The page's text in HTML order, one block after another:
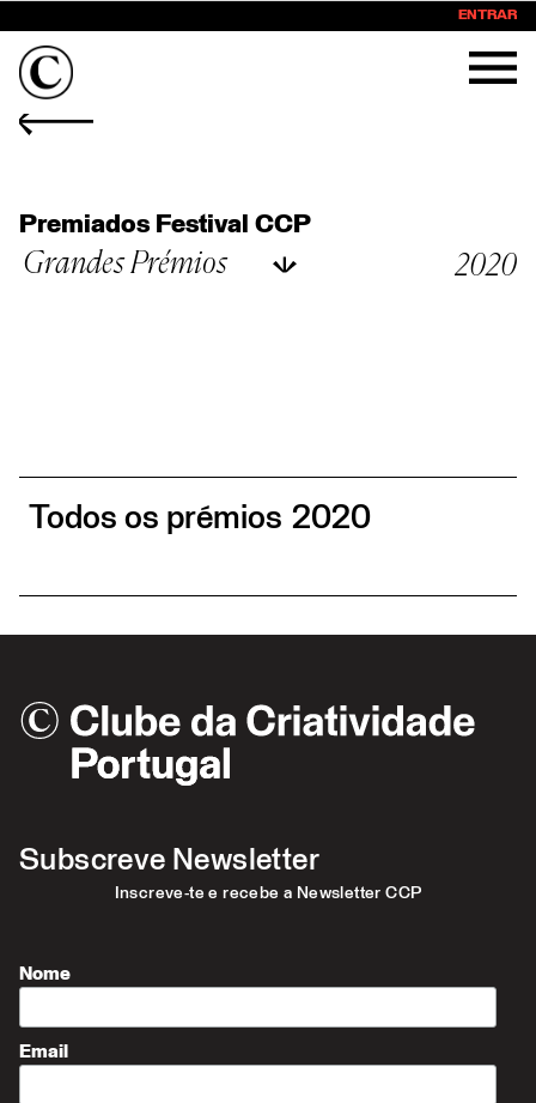
ENTRAR
Premiados Festival CCP
Grandes Prémios 2020
Todos os prémios 2020
Subscreve Newsletter
Inscreve-te e recebe a Newsletter CCP
Nome
Email